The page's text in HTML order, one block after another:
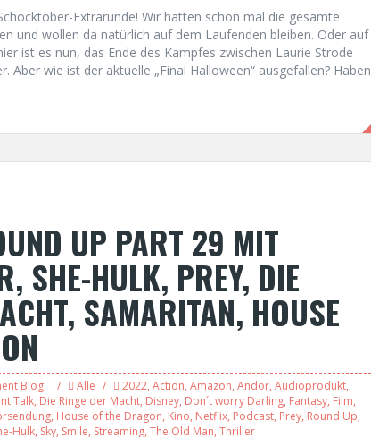
Extrarunde! Wir hatten schon mal die gesamte
und wollen da natürlich auf dem Laufenden bleiben. Oder auf
ist es nun, das Ende des Kampfes zwischen Laurie Strode
Aber wie ist der aktuelle „Final Halloween“ ausgefallen? Haben
UP PART 29 MIT
SHE-HULK, PREY, DIE
SAMARITAN, HOUSE
Blog Alle 2022, Action, Amazon, Andor, Audioprodukt,
Talk, Die Ringe der Macht, Disney, Don´t worry Darling, Fantasy, Film,
, House of the Dragon, Kino, Netflix, Podcast, Prey, Round Up,
Hulk, Sky, Smile, Streaming, The Old Man, Thriller